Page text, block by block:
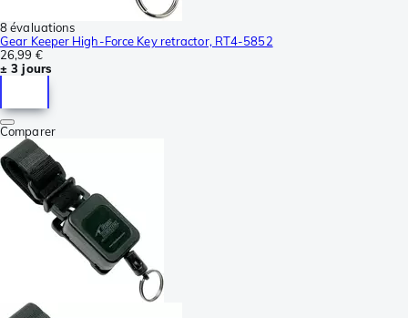
8 évaluations
Gear Keeper High-Force Key retractor, RT4-5852
26,99 €
± 3 jours
Comparer